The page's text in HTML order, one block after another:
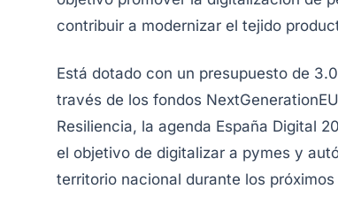
contribuir a modernizar el tejido
Está dotado con un presupuesto de
través de los fondos NextGenerationEU
Resiliencia, la agenda España Digital
el objetivo de digitalizar a pymes y
territorio nacional durante los